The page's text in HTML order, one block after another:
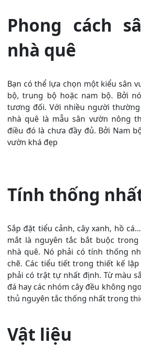
Phong cách
nhà quê
Bạn có thể lựa chọn một kiểu sân
bộ, trung bộ hoặc nam bộ. Bởi
tương đối. Với nhiều người
nhà quê là mẫu sân vườn nông
điều đó là chưa đầy đủ. Bởi Nam
vườn khá đẹp
Tính thống
Sắp đặt tiểu cảnh, cây xanh, hồ
mắt là nguyên tắc bắt buộc
nhà quê. Nó phải có tính thống
chẽ. Các tiểu tiết trong thiết kế
phải có trật tự nhất định. Từ màu
đá hay các nhóm cây đều không
thủ nguyên tắc thống nhất trong
Vật liệu